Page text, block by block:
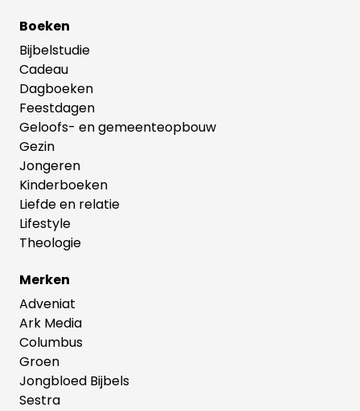
Boeken
Bijbelstudie
Cadeau
Dagboeken
Feestdagen
Geloofs- en gemeenteopbouw
Gezin
Jongeren
Kinderboeken
Liefde en relatie
Lifestyle
Theologie
Merken
Adveniat
Ark Media
Columbus
Groen
Jongbloed Bijbels
Sestra